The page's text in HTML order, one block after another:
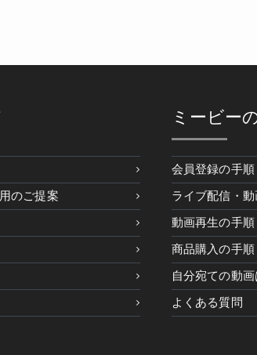
のご提案
ミービー
会員登録の手順
ライブ配信・
動画再生の手順
商品購入の手順
自分宛ての動
よくある質問